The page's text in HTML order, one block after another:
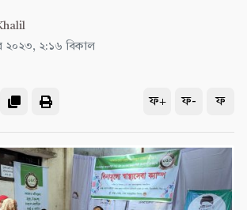
২০২৩, ২:১৬ বিকাল
ফ+ ফ- ফ